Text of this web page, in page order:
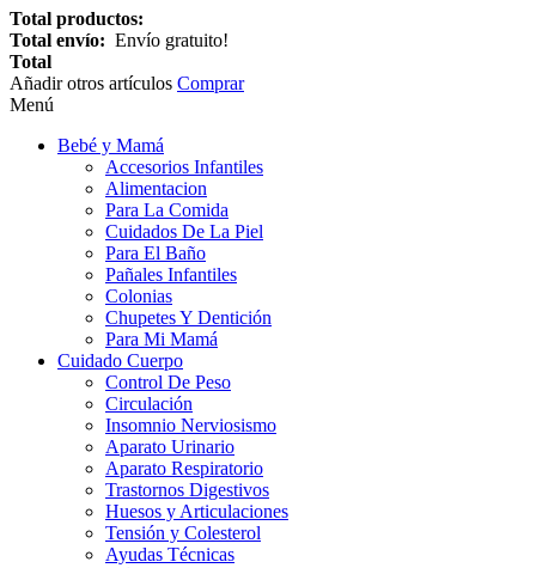
Total productos:
Total envío: Envío gratuito!
Total
Añadir otros artículos Comprar
Menú
Bebé y Mamá
Accesorios Infantiles
Alimentacion
Para La Comida
Cuidados De La Piel
Para El Baño
Pañales Infantiles
Colonias
Chupetes Y Dentición
Para Mi Mamá
Cuidado Cuerpo
Control De Peso
Circulación
Insomnio Nerviosismo
Aparato Urinario
Aparato Respiratorio
Trastornos Digestivos
Huesos y Articulaciones
Tensión y Colesterol
Ayudas Técnicas